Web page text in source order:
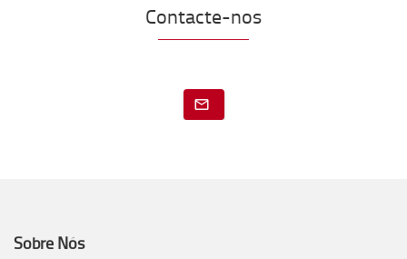
Contacte-nos
Sobre Nós